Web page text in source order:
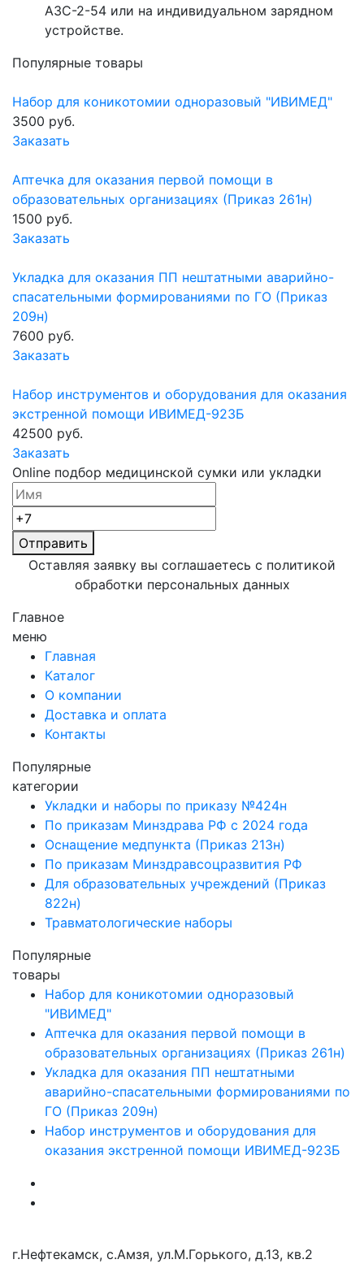
АЗС-2-54 или на индивидуальном зарядном
устройстве.
Популярные товары
Набор для коникотомии одноразовый "ИВИМЕД"
3500 руб.
Заказать
Аптечка для оказания первой помощи в
образовательных организациях (Приказ 261н)
1500 руб.
Заказать
Укладка для оказания ПП нештатными аварийно-
спасательными формированиями по ГО (Приказ
209н)
7600 руб.
Заказать
Набор инструментов и оборудования для оказания
экстренной помощи ИВИМЕД-923Б
42500 руб.
Заказать
Online подбор медицинской сумки или укладки
Отправить
Оставляя заявку вы соглашаетесь с политикой
обработки персональных данных
Главное
меню
Главная
Каталог
О компании
Доставка и оплата
Контакты
Популярные
категории
Укладки и наборы по приказу №424н
По приказам Минздрава РФ с 2024 года
Оснащение медпункта (Приказ 213н)
По приказам Минздравсоцразвития РФ
Для образовательных учреждений (Приказ
822н)
Травматологические наборы
Популярные
товары
Набор для коникотомии одноразовый
"ИВИМЕД"
Аптечка для оказания первой помощи в
образовательных организациях (Приказ 261н)
Укладка для оказания ПП нештатными
аварийно-спасательными формированиями по
ГО (Приказ 209н)
Набор инструментов и оборудования для
оказания экстренной помощи ИВИМЕД-923Б
г.Нефтекамск, с.Амзя, ул.М.Горького, д.13, кв.2